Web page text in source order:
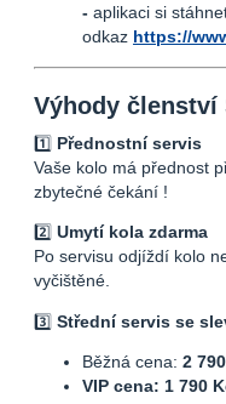
- aplikaci si
odkaz https://
Výhody členství
1️⃣ Přednostní servis
Vaše kolo má přednost
zbytečné čekání !
2️⃣ Umytí kola zdarma
Po servisu odjíždí kolo
vyčištěné.
3️⃣ Střední servis se
Běžná cena: 2
VIP cena: 1 790